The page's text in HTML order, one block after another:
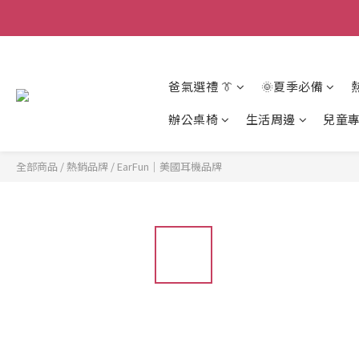
爸氣選禮 👔 🌞夏季必備
辦公桌椅
生活周邊 兒童
全部商品 /熱銷品牌 / EarFun｜美國耳機品牌